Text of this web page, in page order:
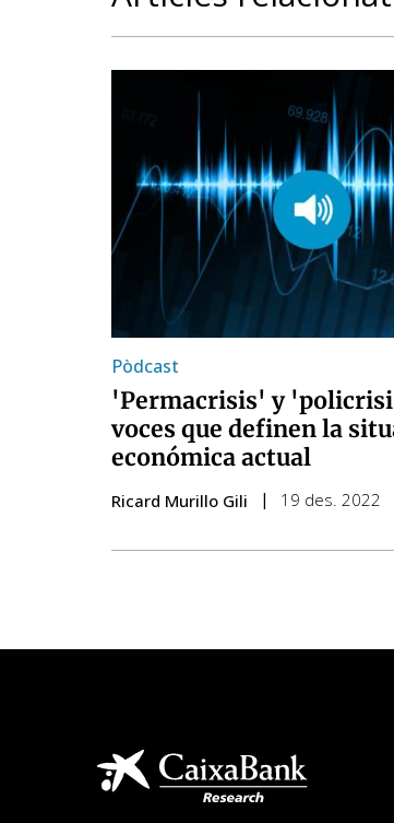
Pòdcast
'Permacrisis' y
voces que definen la
económica actual
Ricard Murillo Gili 19 des. 2022